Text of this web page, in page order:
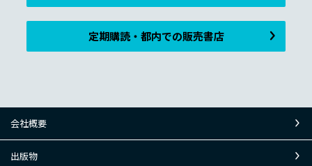
定期購読・都内での販売書店
会社概要
出版物